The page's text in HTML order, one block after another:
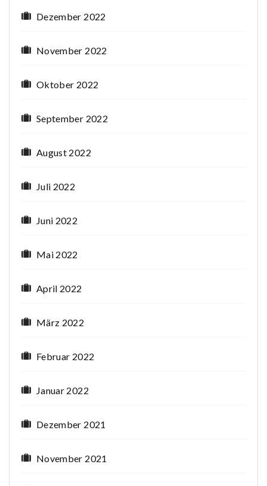
Dezember 2022
November 2022
Oktober 2022
September 2022
August 2022
Juli 2022
Juni 2022
Mai 2022
April 2022
März 2022
Februar 2022
Januar 2022
Dezember 2021
November 2021